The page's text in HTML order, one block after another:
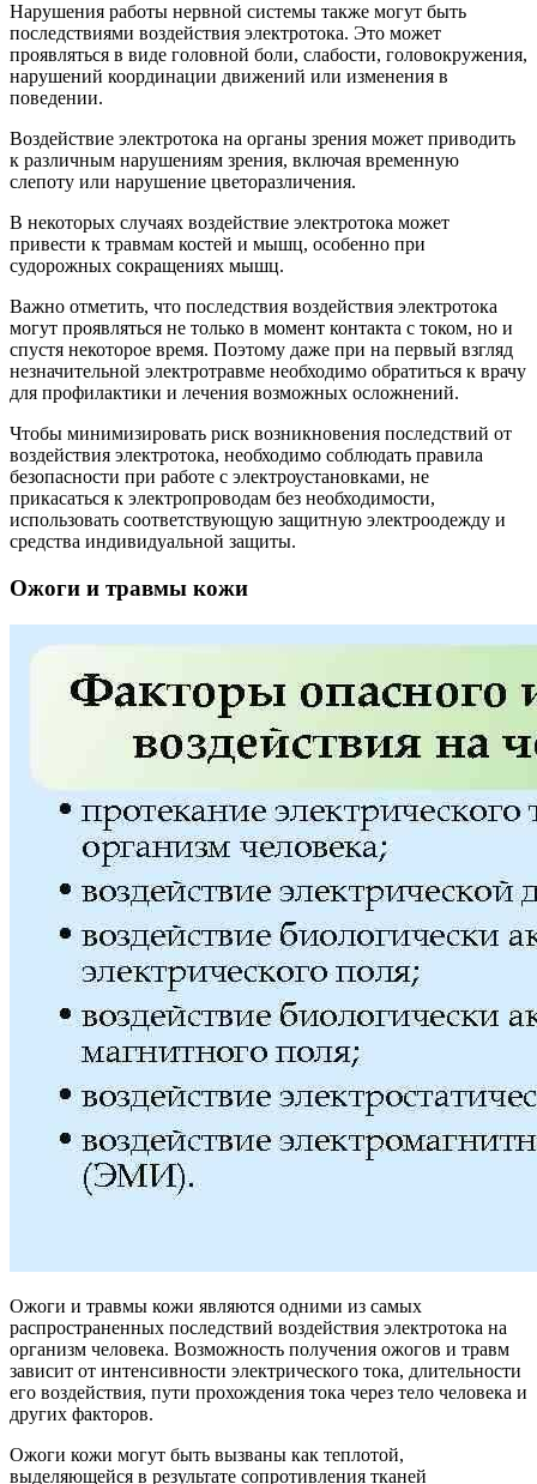
Нарушения работы нервной системы также могут быть
последствиями воздействия электротока. Это может
проявляться в виде головной боли, слабости, головокружения,
нарушений координации движений или изменения в
поведении.
Воздействие электротока на органы зрения может приводить
к различным нарушениям зрения, включая временную
слепоту или нарушение цветоразличения.
В некоторых случаях воздействие электротока может
привести к травмам костей и мышц, особенно при
судорожных сокращениях мышц.
Важно отметить, что последствия воздействия электротока
могут проявляться не только в момент контакта с током, но и
спустя некоторое время. Поэтому даже при на первый взгляд
незначительной электротравме необходимо обратиться к врачу
для профилактики и лечения возможных осложнений.
Чтобы минимизировать риск возникновения последствий от
воздействия электротока, необходимо соблюдать правила
безопасности при работе с электроустановками, не
прикасаться к электропроводам без необходимости,
использовать соответствующую защитную электроодежду и
средства индивидуальной защиты.
Ожоги и травмы кожи
Ожоги и травмы кожи являются одними из самых
распространенных последствий воздействия электротока на
организм человека. Возможность получения ожогов и травм
зависит от интенсивности электрического тока, длительности
его воздействия, пути прохождения тока через тело человека и
других факторов.
Ожоги кожи могут быть вызваны как теплотой,
выделяющейся в результате сопротивления тканей